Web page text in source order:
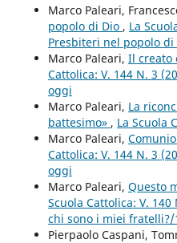
Marco Paleari,
popolo di Dio , La
Presbiteri nel popolo di
Marco Paleari, Il creato
Cattolica: V. 144 N. 3
oggi
Marco Paleari, La
battesimo» , La Scuola
Marco Paleari,
Cattolica: V. 144 N. 3
oggi
Marco Paleari, Questo
Scuola Cattolica: V.
chi sono i miei fratelli?/
Pierpaolo Caspani,